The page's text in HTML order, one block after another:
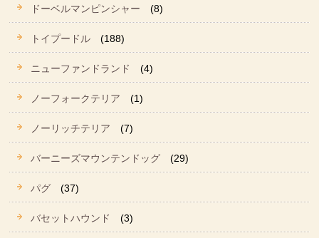
ドーベルマンピンシャー (8)
トイプードル (188)
ニューファンドランド (4)
ノーフォークテリア (1)
ノーリッチテリア (7)
バーニーズマウンテンドッグ (29)
パグ (37)
バセットハウンド (3)